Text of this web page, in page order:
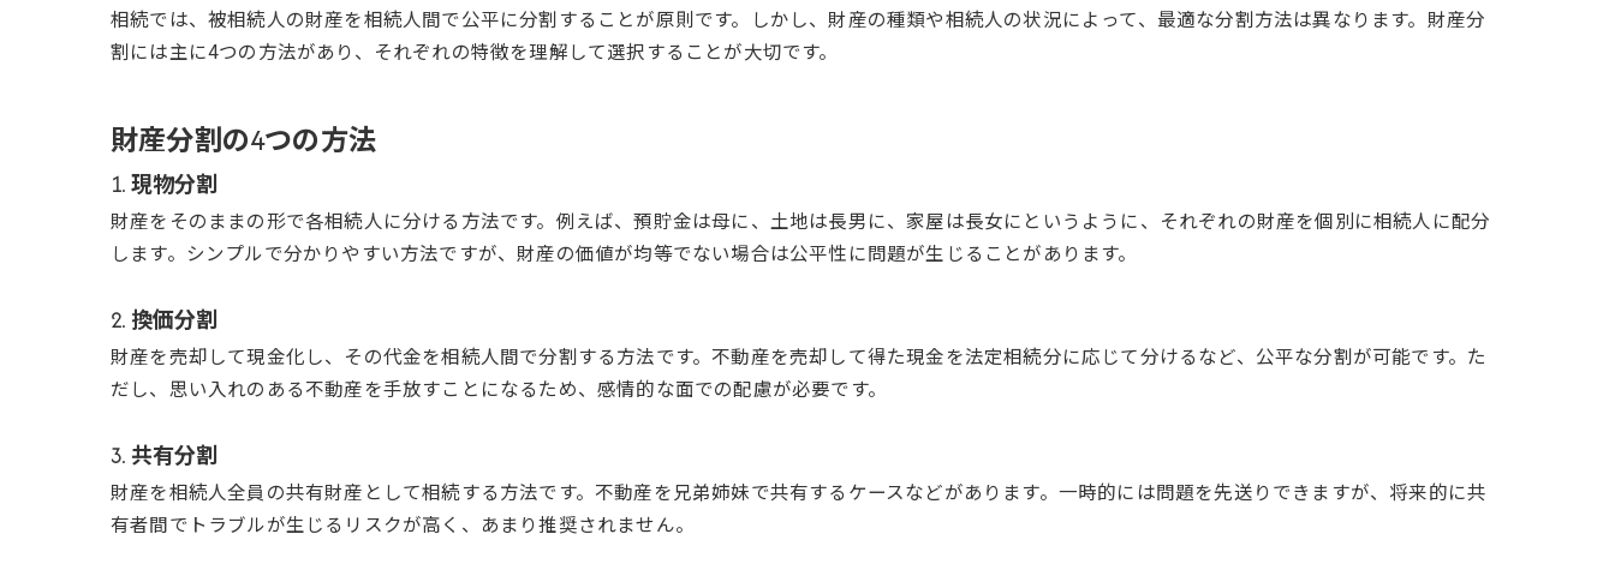
相続では、被相続人の財産を相続人間で公平に分割することが原則です。しかし、財産の種類や相続人の状況によって、最適な分割方法は異なります。財産分
割には主に4つの方法があり、それぞれの特徴を理解して選択することが大切です。
財産分割の4つの方法
1. 現物分割
財産をそのままの形で各相続人に分ける方法です。例えば、預貯金は母に、土地は長男に、家屋は長女にというように、それぞれの財産を個別に相続人に配分
します。シンプルで分かりやすい方法ですが、財産の価値が均等でない場合は公平性に問題が生じることがあります。
2. 換価分割
財産を売却して現金化し、その代金を相続人間で分割する方法です。不動産を売却して得た現金を法定相続分に応じて分けるなど、公平な分割が可能です。た
だし、思い入れのある不動産を手放すことになるため、感情的な面での配慮が必要です。
3. 共有分割
財産を相続人全員の共有財産として相続する方法です。不動産を兄弟姉妹で共有するケースなどがあります。一時的には問題を先送りできますが、将来的に共
有者間でトラブルが生じるリスクが高く、あまり推奨されません。